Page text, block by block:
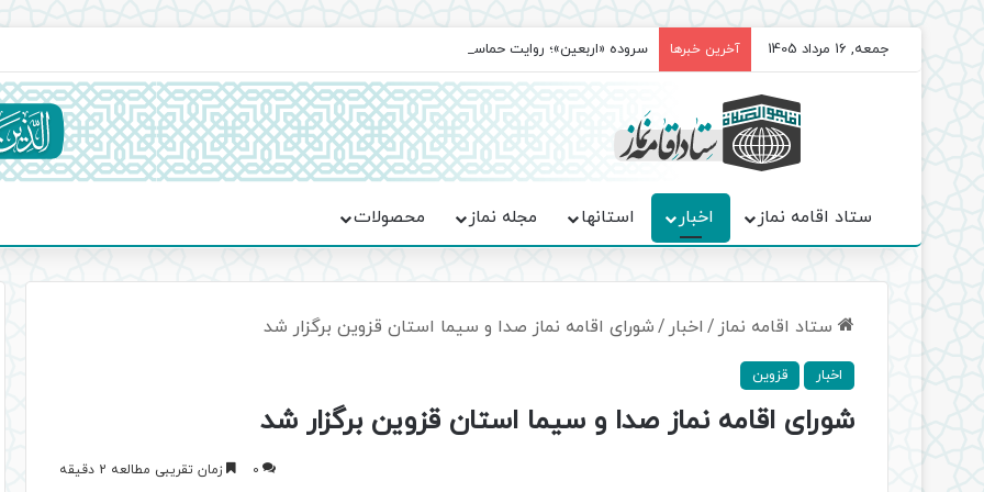
جمعه, 16 مرداد 1405 آخرین خبرها سروده‌ «اربعین»؛ روایت حماسه، استقامت و تمدن‌سازی امت اسلامی
ستاد اقامه نماز اخبار استانها مجله نماز محصولات
ستاد اقامه نماز / اخبار /شورای اقامه نماز صدا و سیما استان قزوین برگزار شد
اخبار قزوین
شورای اقامه نماز صدا و سیما استان قزوین برگزار شد
0 زمان تقریبی مطالعه 2 دقیقه